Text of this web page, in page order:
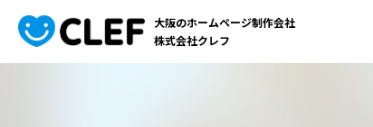
大阪のホームページ制作会社
株式会社クレフ